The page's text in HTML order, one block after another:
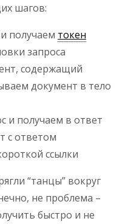
шагов:
получаем токен
запроса
содержащий
документ в тело
и получаем в ответ
с ответом
ссылки
“танцы” вокруг
не проблема –
быстро и не